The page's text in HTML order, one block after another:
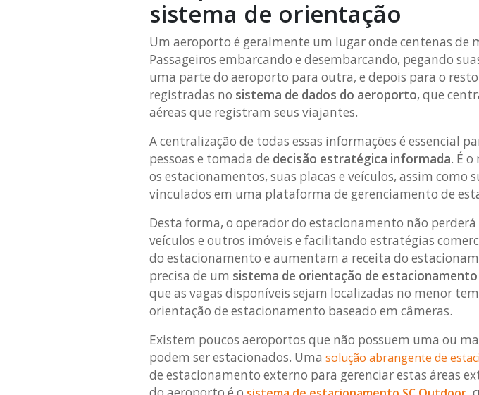
sistema de orientação
Um aeroporto é geralmente um lugar onde centenas de
Passageiros embarcando e desembarcando, pegando
uma parte do aeroporto para outra, e depois para o
registradas no sistema de dados do aeroporto, que
aéreas que registram seus viajantes.
A centralização de todas essas informações é essencial
pessoas e tomada de decisão estratégica informada. É
os estacionamentos, suas placas e veículos, assim como
vinculados em uma plataforma de gerenciamento de
Desta forma, o operador do estacionamento não
veículos e outros imóveis e facilitando estratégias
do estacionamento e aumentam a receita do
precisa de um sistema de orientação de
que as vagas disponíveis sejam localizadas no menor
orientação de estacionamento baseado em câmeras.
Existem poucos aeroportos que não possuem uma ou
podem ser estacionados. Uma solução abrangente de
de estacionamento externo para gerenciar estas áreas